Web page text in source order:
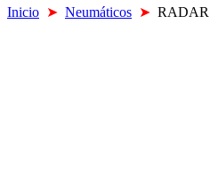
Inicio ➤ Neumáticos ➤ RADAR